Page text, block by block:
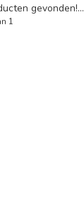
gevonden!...
1